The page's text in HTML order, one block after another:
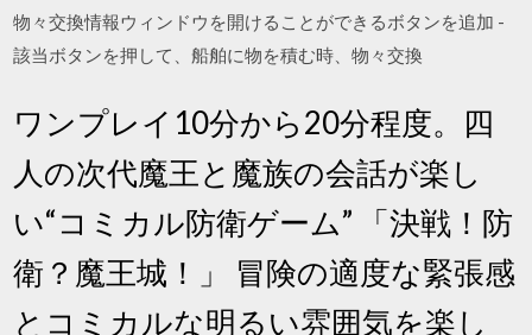
物々交換情報ウィンドウを開けることができるボタンを追加 -
該当ボタンを押して、船舶に物を積む時、物々交換
ワンプレイ10分から20分程度。四
人の次代魔王と魔族の会話が楽し
い“コミカル防衛ゲーム” 「決戦！防
衛？魔王城！」 冒険の適度な緊張感
とコミカルな明るい雰囲気を楽し